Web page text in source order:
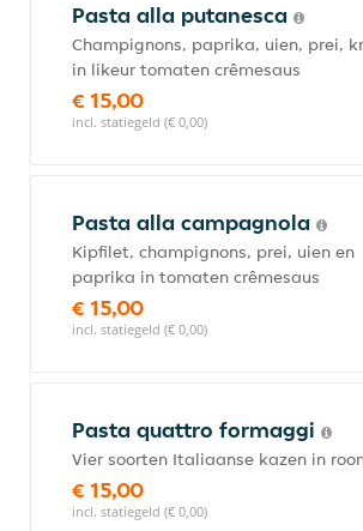
Pasta alla putanesca
Champignons, paprika, uien, prei,
in likeur tomaten crêmesaus
€ 15,00
incl. statiegeld (€ 0,00)
Pasta alla campagnola
Kipfilet, champignons, prei, uien en
paprika in tomaten crêmesaus
€ 15,00
incl. statiegeld (€ 0,00)
Pasta quattro formaggi
Vier soorten Italiaanse kazen in
€ 15,00
incl. statiegeld (€ 0,00)